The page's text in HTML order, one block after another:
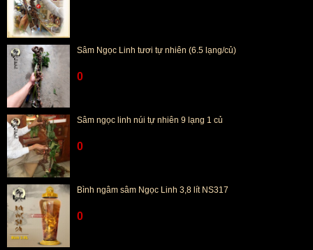
Sâm Ngọc Linh tươi tự nhiên (6.5 lạng/củ)
0
Sâm ngọc linh núi tự nhiên 9 lạng 1 củ
0
Bình ngâm sâm Ngọc Linh 3,8 lít NS317
0